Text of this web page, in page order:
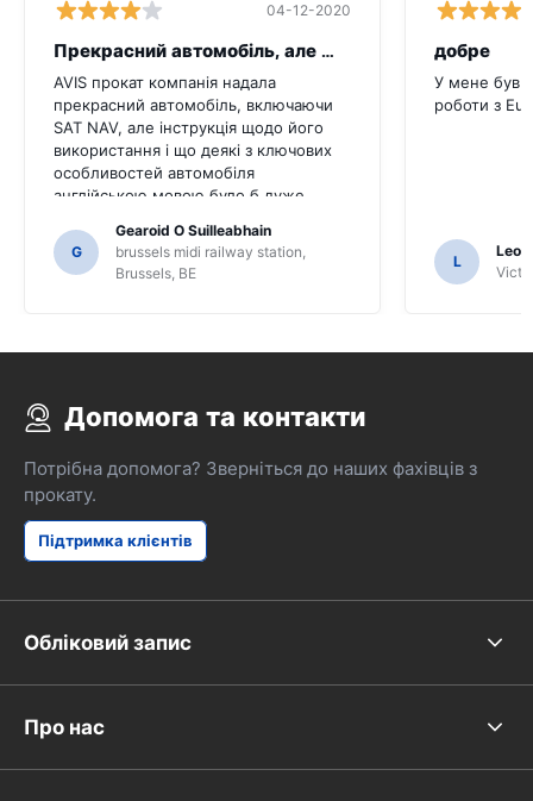
04-12-2020
Прекрасний автомобіль, але ще рада пот
AVIS прокат компанія надала
прекрасний автомобіль, включаючи
SAT NAV, але інструкція щодо його
використання і що деякі з ключових
особливостей автомобіля
англійською мовою було б дуже
повинні були запитати ряд місцевих
жителів для керівництва і тільки для
цього ми не могли б з'ясовували
G
Gearoid O Suilleabhain
brussels midi railway station,
Brussels, BE
добре
У мене був
роботи з
L
Допомога та контакти
Потрібна допомога? Зверніться до наших фахівців з
прокату.
Підтримка клієнтів
Обліковий запис
Про нас